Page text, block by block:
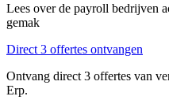
Lees over de payroll bedrijven
gemak
Direct 3 offertes ontvangen
Ontvang direct 3 offertes van
Erp.